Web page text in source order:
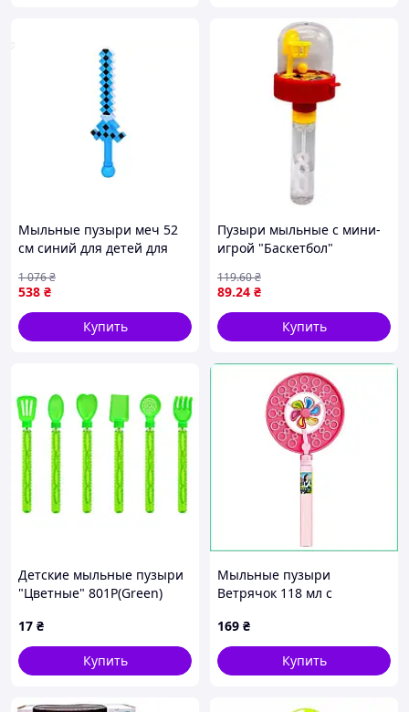
Мыльные пузыри меч 52
см синий для детей для
538 ₴
1 076₴
Купить
Пузыри мыльные с мини-
игрой "Баскетбол"
89.24 ₴
119.60₴
Купить
Детские мыльные пузыри
"Цветные" 801P(Green)
17 ₴
Купить
Мыльные пузыри
Ветрячок 118 мл с
длинной ручкой для
активных игр на улице
детям
169 ₴
Купить